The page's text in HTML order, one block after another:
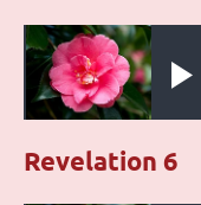
Audio file
Play
Revelation 6